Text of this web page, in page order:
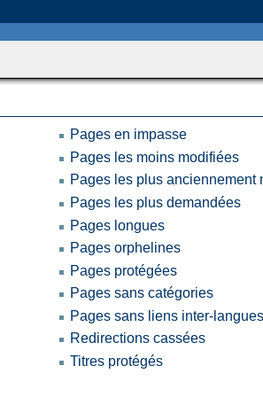
Pages en impasse
Pages les moins modifiées
Pages les plus anciennement
Pages les plus demandées
Pages longues
Pages orphelines
Pages protégées
Pages sans catégories
Pages sans liens inter-langues
Redirections cassées
Titres protégés